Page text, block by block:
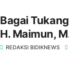
Bagai
H. Maimun,
REDAKSI BIDIKNEWS